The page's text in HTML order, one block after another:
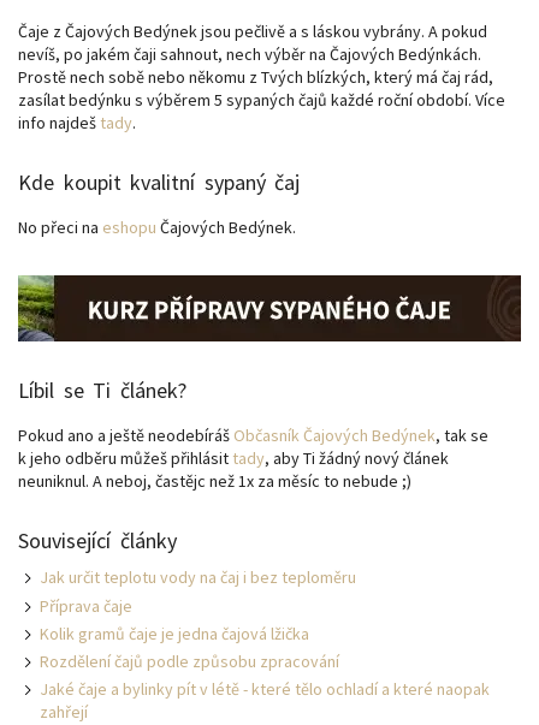
Čaje z Čajových Bedýnek jsou pečlivě a s láskou vybrány. A pokud
nevíš, po jakém čaji sahnout, nech výběr na Čajových Bedýnkách.
Prostě nech sobě nebo někomu z Tvých blízkých, který má čaj rád,
zasílat bedýnku s výběrem 5 sypaných čajů každé roční období. Více
info najdeš tady.
Kde koupit kvalitní sypaný čaj
No přeci na eshopu Čajových Bedýnek.
Líbil se Ti článek?
Pokud ano a ještě neodebíráš Občasník Čajových Bedýnek, tak se
k jeho odběru můžeš přihlásit tady, aby Ti žádný nový článek
neuniknul. A neboj, častějc než 1x za měsíc to nebude ;)
Související články
Jak určit teplotu vody na čaj i bez teploměru
Příprava čaje
Kolik gramů čaje je jedna čajová lžička
Rozdělení čajů podle způsobu zpracování
Jaké čaje a bylinky pít v létě - které tělo ochladí a které naopak
zahřejí